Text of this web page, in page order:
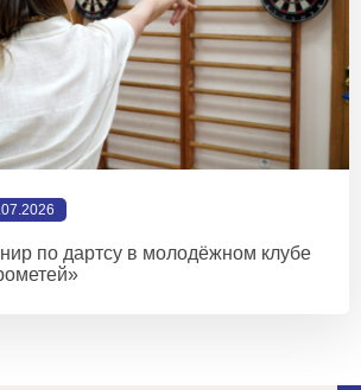
по дартсу в молодёжном клубе